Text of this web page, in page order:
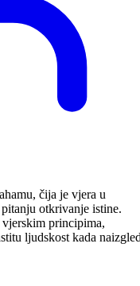
čija je vjera u
otkrivanje istine.
principima,
ljudskost kada